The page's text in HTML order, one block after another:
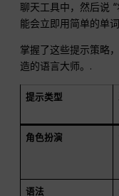
聊天工具中，然后说
能会立即用简单的单
掌握了这些提示策略
造的语言大师。.
提示类型
角色扮演
语法